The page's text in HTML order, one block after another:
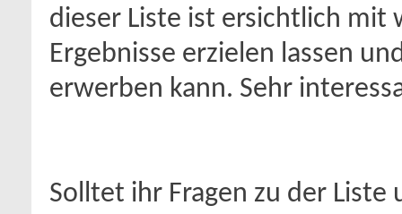
dieser Liste ist ersichtlich mit
Ergebnisse erzielen lassen
erwerben kann. Sehr
Solltet ihr Fragen zu der